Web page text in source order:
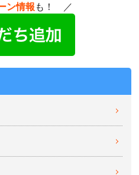
ン情報 も！ ／